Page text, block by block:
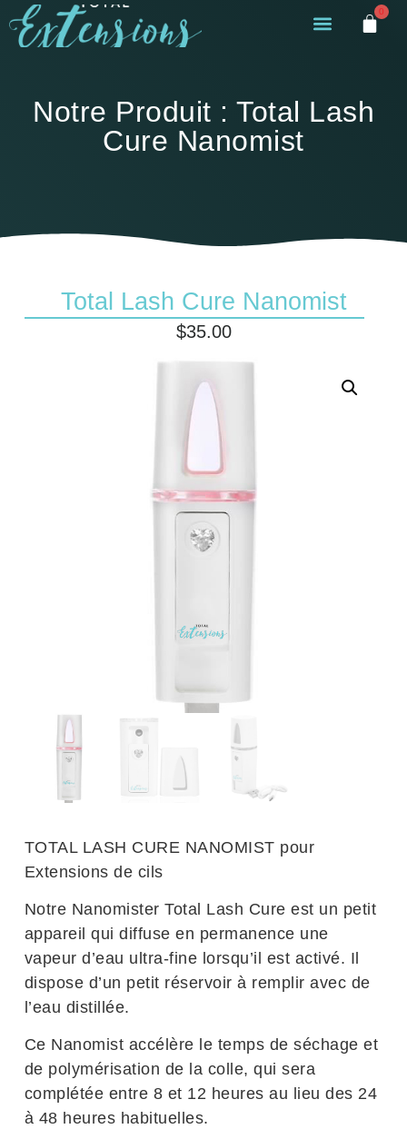
0
Notre Produit : Total Lash
Cure Nanomist
Total Lash Cure Nanomist
$35.00
TOTAL LASH CURE NANOMIST pour
Extensions de cils
Notre Nanomister Total Lash Cure est un petit
appareil qui diffuse en permanence une
vapeur d’eau ultra-fine lorsqu’il est activé. Il
dispose d’un petit réservoir à remplir avec de
l’eau distillée.
Ce Nanomist accélère le temps de séchage et
de polymérisation de la colle, qui sera
complétée entre 8 et 12 heures au lieu des 24
à 48 heures habituelles.